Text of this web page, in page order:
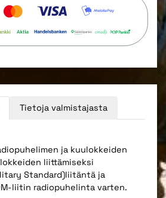
Tietoja valmistajasta
ja kuulokkeiden
liittämiseksi
Standard)liitäntä ja
liitin radiopuhelinta varten.